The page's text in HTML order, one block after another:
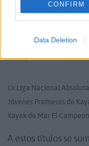
CONFIRM
Data Deletion
Mientras tanto, el
tras cerrar un año
conquistó:
La Liga Nacional
Jóvenes Promesas de
Kayak de Mar El
A estos títulos se